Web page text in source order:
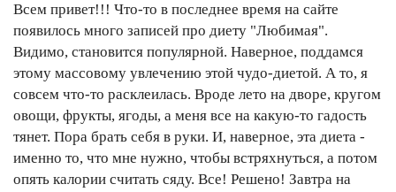
Всем привет!!! Что-то в последнее время на сайте
появилось много записей про диету "Любимая".
Видимо, становится популярной. Наверное, поддамся
этому массовому увлечению этой чудо-диетой. А то, я
совсем что-то расклеилась. Вроде лето на дворе, кругом
овощи, фрукты, ягоды, а меня все на какую-то гадость
тянет. Пора брать себя в руки. И, наверное, эта диета -
именно то, что мне нужно, чтобы встряхнуться, а потом
опять калории считать сяду. Все! Решено! Завтра на